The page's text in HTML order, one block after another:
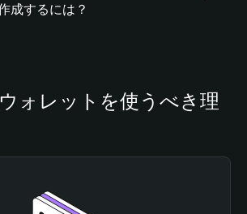
成するには？
ォレットを使うべき理